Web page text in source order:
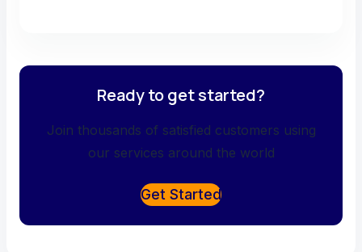
Ready to get started?
Join thousands of satisfied customers using
our services around the world
Get Started